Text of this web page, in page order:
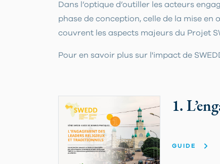
Dans l’optique d’outiller les acteurs
phase de conception, celle de la mise en
couvrent les aspects majeurs du Projet
Pour en savoir plus sur l'impact de
1.
GUIDE